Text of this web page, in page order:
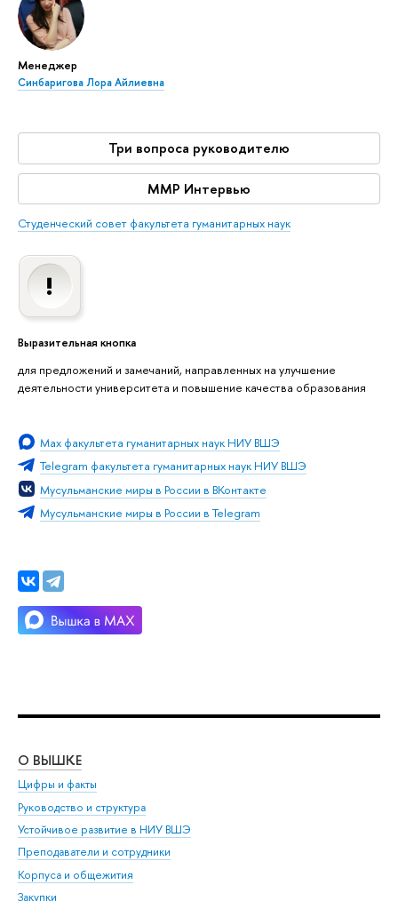
Менеджер
Синбаригова Лора Айлиевна
Три вопроса руководителю
ММР Интервью
Студенческий совет факультета гуманитарных наук
Выразительная кнопка
для предложений и замечаний, направленных на улучшение
деятельности университета и повышение качества образования
Мах факультета гуманитарных наук НИУ ВШЭ
Telegram факультета гуманитарных наук НИУ ВШЭ
Мусульманские миры в России в ВКонтакте
Мусульманские миры в России в Telegram
О ВЫШКЕ
Цифры и факты
Руководство и структура
Устойчивое развитие в НИУ ВШЭ
Преподаватели и сотрудники
Корпуса и общежития
Закупки